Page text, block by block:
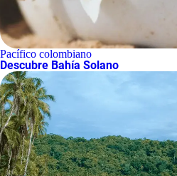
Pacífico colombiano
Descubre Bahía Solano